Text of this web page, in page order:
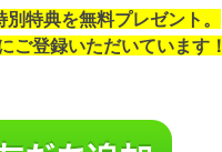
特典を無料プレゼント。
ご登録いただいています！